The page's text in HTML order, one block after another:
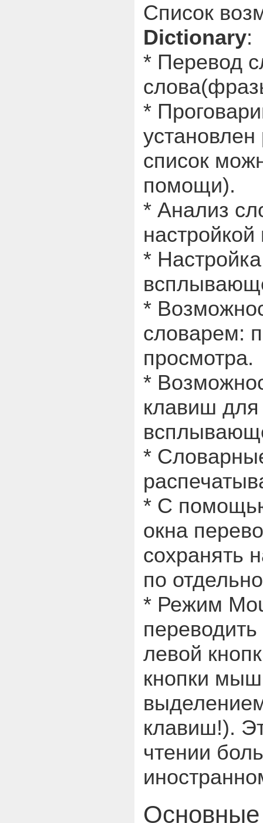
Список
Dictionary:
* Перевод
*
установлен
список
помощи).
* Анализ
*
*
словарем:
просмотра.
*
клавиш для
*
* С
окна
сохранять
по
* Режим
левой
кнопки
клавиш!).
чтении
Основные